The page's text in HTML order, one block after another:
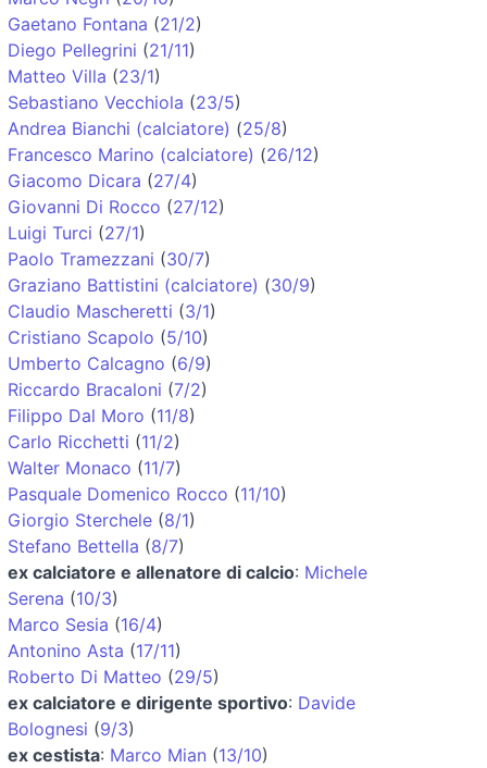
Gaetano Fontana (21/2)
Diego Pellegrini (21/11)
Matteo Villa (23/1)
Sebastiano Vecchiola (23/5)
Andrea Bianchi (calciatore) (25/8)
Francesco Marino (calciatore) (26/12)
Giacomo Dicara (27/4)
Giovanni Di Rocco (27/12)
Luigi Turci (27/1)
Paolo Tramezzani (30/7)
Graziano Battistini (calciatore) (30/9)
Claudio Mascheretti (3/1)
Cristiano Scapolo (5/10)
Umberto Calcagno (6/9)
Riccardo Bracaloni (7/2)
Filippo Dal Moro (11/8)
Carlo Ricchetti (11/2)
Walter Monaco (11/7)
Pasquale Domenico Rocco (11/10)
Giorgio Sterchele (8/1)
Stefano Bettella (8/7)
ex calciatore e allenatore di calcio: Michele
Serena (10/3)
Marco Sesia (16/4)
Antonino Asta (17/11)
Roberto Di Matteo (29/5)
ex calciatore e dirigente sportivo: Davide
Bolognesi (9/3)
ex cestista: Marco Mian (13/10)